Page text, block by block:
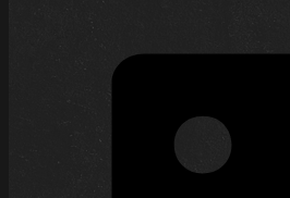
Miniaturen
Paper-
20. September 2024 |